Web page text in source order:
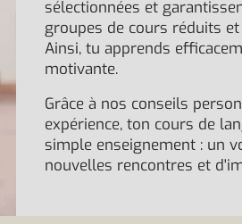
sélectionnées et
groupes de cours réduits
Ainsi, tu apprends
motivante.
Grâce à nos conseils
expérience, ton cours de
simple enseignement : un
nouvelles rencontres et